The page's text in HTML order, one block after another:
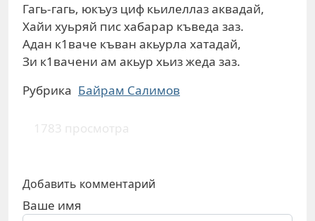
Гагь-гагь, юкъуз циф кьилеллаз аквадай,
Хайи хуьряй пис хабарар къведа заз.
Адан к1ваче къван акьурла хатадай,
Зи к1вачени ам акьур хьиз жеда заз.
Рубрика Байрам Салимов
1783 просмотра
Добавить комментарий
Ваше имя